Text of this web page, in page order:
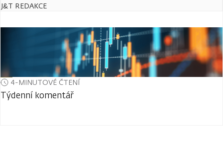
J&T REDAKCE
4-MINUTOVÉ ČTENÍ
Týdenní komentář